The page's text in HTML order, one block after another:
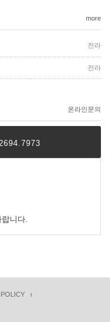
more
전라
전라
온라인문의
니다.